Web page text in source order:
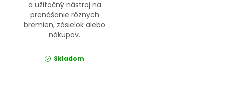
a užitočný nástroj na
prenášanie rôznych
bremien, zásielok alebo
nákupov.
Skladom